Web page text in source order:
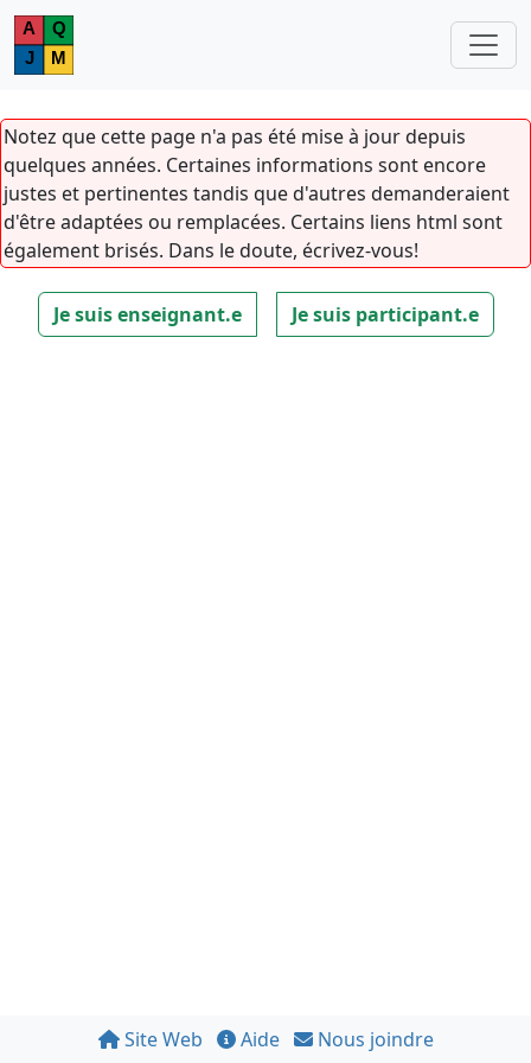
Site Web Aide Nous joindre
Notez que cette page n'a pas été mise à jour depuis
quelques années. Certaines informations sont encore
justes et pertinentes tandis que d'autres demanderaient
d'être adaptées ou remplacées. Certains liens html sont
également brisés. Dans le doute, écrivez-vous!
Je suis enseignant.e Je suis participant.e